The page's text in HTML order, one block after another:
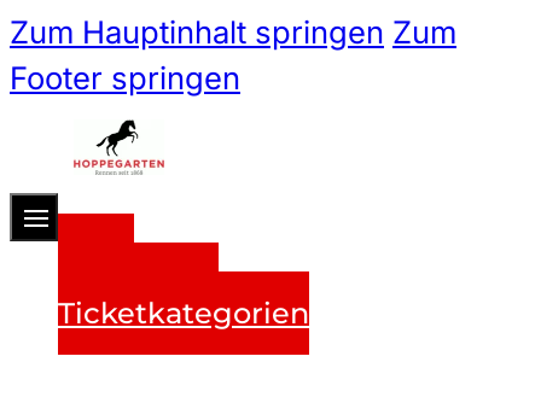
Zum Hauptinhalt springen Zum
Footer springen
Ticketkategorien